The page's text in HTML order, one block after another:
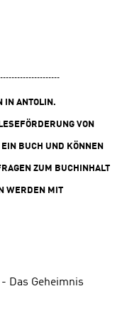
IN ANTOLIN.
VON
BUCH UND KÖNNEN
ZUM BUCHINHALT
WERDEN MIT